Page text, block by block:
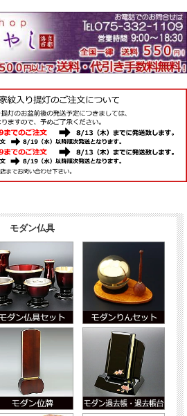
モダン仏具